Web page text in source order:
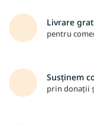
Livrare
pentru
Susținem
prin donații